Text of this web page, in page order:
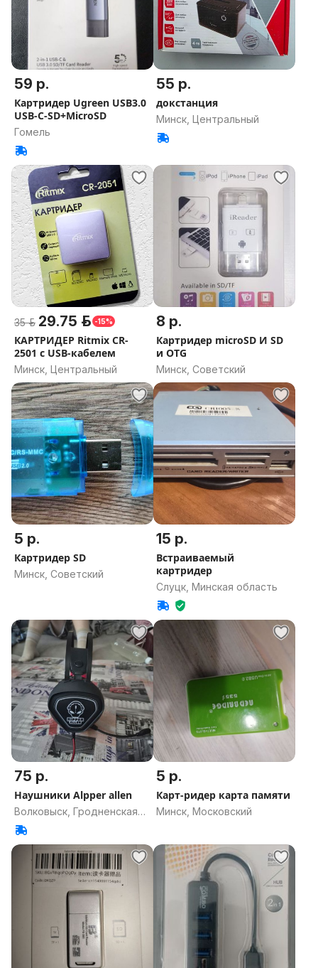
59 р.
Картридер Ugreen USB3.0
USB-C-SD+MicroSD
Гомель
55 р.
докстанция
Минск, Центральный
35 р. 29.75 р. -15%
КАРТРИДЕР Ritmix CR-
2501 с USB-кабелем
Минск, Центральный
8 р.
Картридер microSD И SD
и OTG
Минск, Советский
5 р.
Картридер SD
Минск, Советский
15 р.
Встраиваемый
картридер
Слуцк, Минская область
75 р.
Наушники Alpper allen
Волковыск, Гродненская
область
5 р.
Карт-ридер карта памяти
Минск, Московский